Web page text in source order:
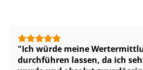
Ich würde meine
durchführen lassen, da ich